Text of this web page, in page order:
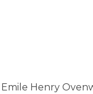
Henry